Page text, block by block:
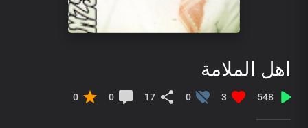
اهل الملامة
548
3
0
17
0
0